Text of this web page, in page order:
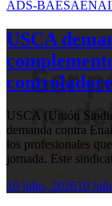
ADS-BAESA
USCA
USCA (Unión
demanda contra
los profesionales
jornada. Este
10 julio, 202610